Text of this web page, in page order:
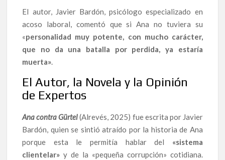
El autor, Javier Bardón, psicólogo especializado en
acoso laboral, comentó que si Ana no tuviera su
«personalidad muy potente, con mucho carácter,
que no da una batalla por perdida, ya estaría
muerta».
El Autor, la Novela y la Opinión
de Expertos
Ana contra Gürtel(Alrevés, 2025) fue escrita por Javier
Bardón, quien se sintió atraído por la historia de Ana
porque esta le permitía hablar del «sistema
clientelar» y de la «pequeña corrupción» cotidiana.